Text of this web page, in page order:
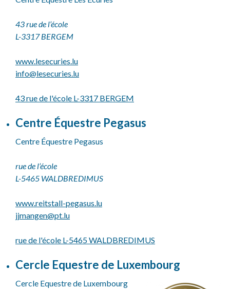
43 rue de l’école
L-3317 BERGEM
www.lesecuries.lu
info@lesecuries.lu
43 rue de l'école L-3317 BERGEM
Centre Équestre Pegasus
Centre Équestre Pegasus
rue de l’école
L-5465 WALDBREDIMUS
www.reitstall-pegasus.lu
jjmangen@pt.lu
rue de l'école L-5465 WALDBREDIMUS
Cercle Equestre de Luxembourg
Cercle Equestre de Luxembourg